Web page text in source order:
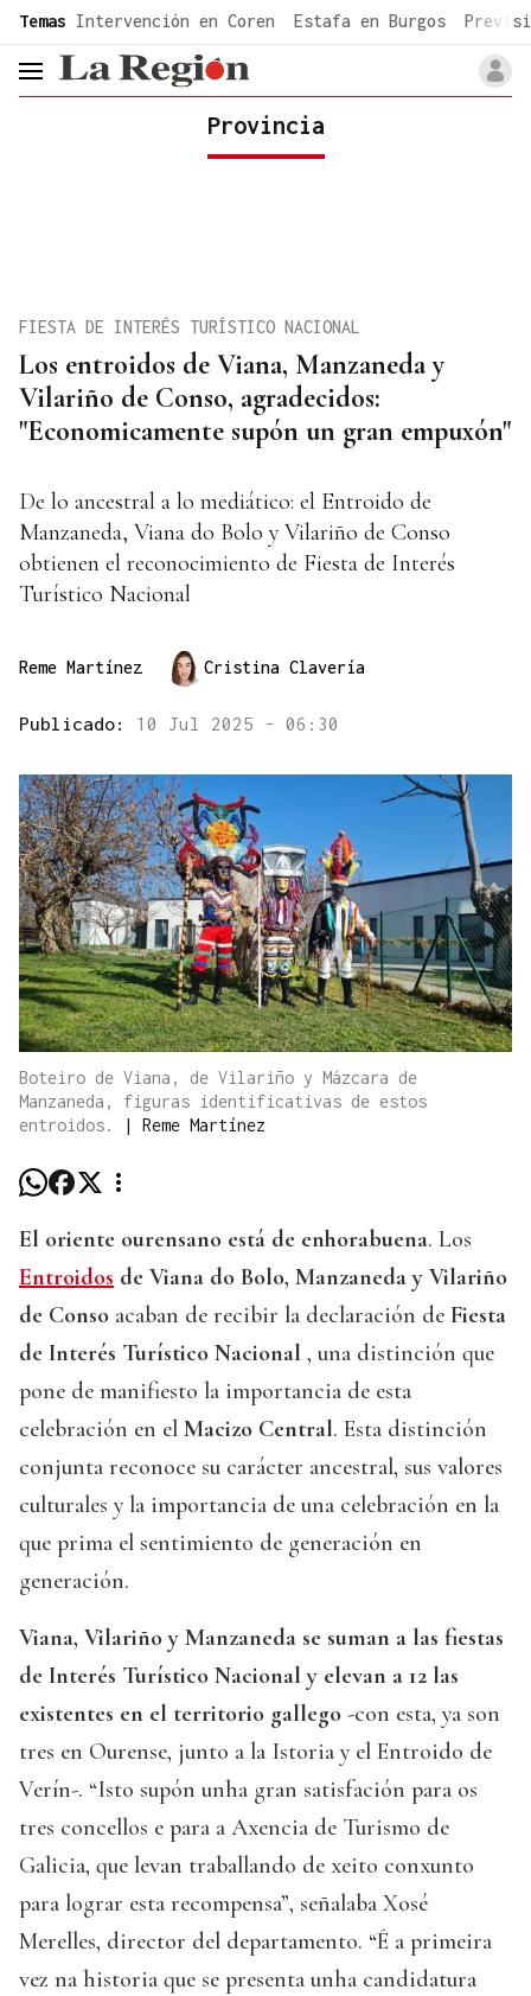
common.go-to-content
Temas Intervención en Coren Estafa en Burgos
header.menu.open
Provincia
Los entroidos de Viana, Manzaneda y
Vilariño de Conso, agradecidos:
"Economicamente supón un gran empuxón"
FIESTA DE INTERÉS TURÍSTICO NACIONAL
De lo ancestral a lo mediático: el Entroido de
Manzaneda, Viana do Bolo y Vilariño de Conso
obtienen el reconocimiento de Fiesta de Interés
Turístico Nacional
Reme Martínez Cristina Clavería
Publicado: 10 Jul 2025 - 06:30
Boteiro de Viana, de Vilariño y Mázcara de
Manzaneda, figuras identificativas de estos
entroidos.
| Reme Martínez
El oriente ourensano está de enhorabuena. Los
Entroidos de Viana do Bolo, Manzaneda y Vilariño
de Conso acaban de recibir la declaración de Fiesta
de Interés Turístico Nacional , una distinción que
pone de manifiesto la importancia de esta
celebración en el Macizo Central. Esta distinción
conjunta reconoce su carácter ancestral, sus valores
culturales y la importancia de una celebración en la
que prima el sentimiento de generación en
generación.
Viana, Vilariño y Manzaneda se suman a las fiestas
de Interés Turístico Nacional y elevan a 12 las
existentes en el territorio gallego -con esta, ya son
tres en Ourense, junto a la Istoria y el Entroido de
Verín-. “Isto supón unha gran satisfación para os
tres concellos e para a Axencia de Turismo de
Galicia, que levan traballando de xeito conxunto
para lograr esta recompensa”, señalaba Xosé
Merelles, director del departamento. “É a primeira
vez na historia que se presenta unha candidatura